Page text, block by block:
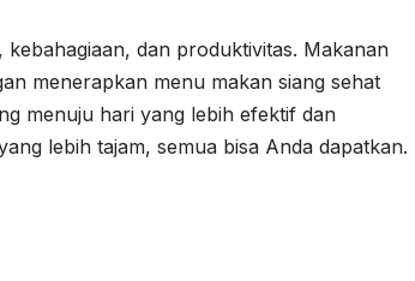
dan produktivitas. Makanan
menerapkan menu makan siang sehat
menuju hari yang lebih efektif dan
lebih tajam, semua bisa Anda dapatkan.